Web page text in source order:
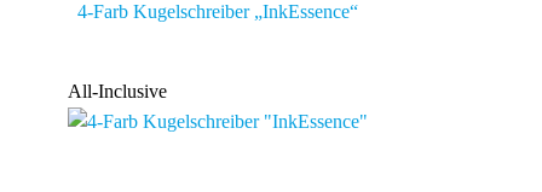
4-Farb Kugelschreiber „InkEssence“
All-Inclusive